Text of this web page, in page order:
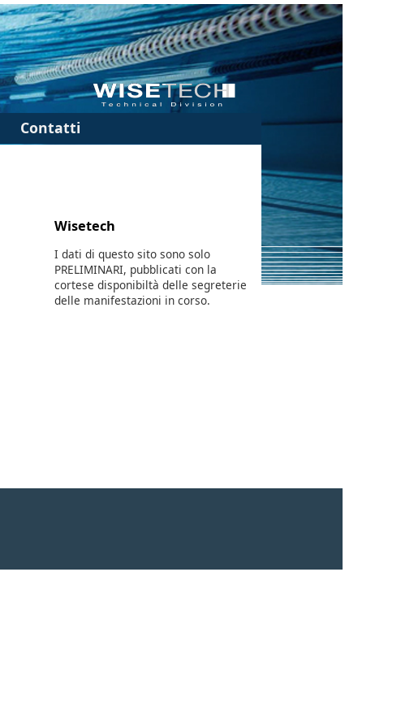
Contatti
Wisetech
I dati di questo sito sono solo
PRELIMINARI, pubblicati con la
cortese disponibiltà delle segreterie
delle manifestazioni in corso.